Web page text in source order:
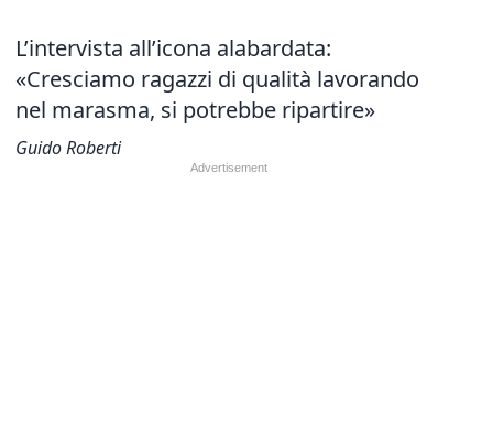
L’intervista all’icona alabardata:
«Cresciamo ragazzi di qualità lavorando
nel marasma, si potrebbe ripartire»
Guido Roberti